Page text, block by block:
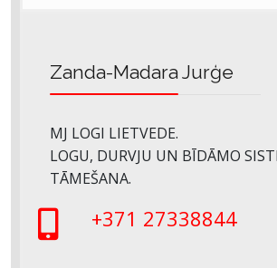
Zanda-Madara Jurģe
MJ LOGI LIETVEDE.
LOGU, DURVJU UN BĪDĀMO
TĀMEŠANA.
+371 27338844